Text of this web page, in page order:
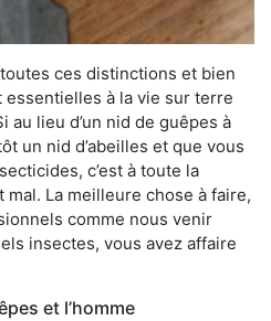
ces distinctions et bien
à la vie sur terre
au lieu d’un nid de guêpes à
un nid d’abeilles et que vous
c’est à toute la
La meilleure chose à faire,
comme nous venir
insectes, vous avez affaire
et l’homme